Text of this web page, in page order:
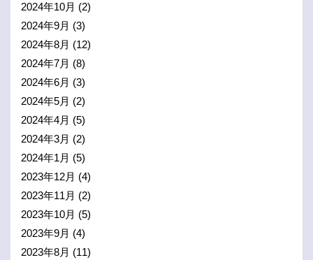
2024年10月 (2)
2024年9月 (3)
2024年8月 (12)
2024年7月 (8)
2024年6月 (3)
2024年5月 (2)
2024年4月 (5)
2024年3月 (2)
2024年1月 (5)
2023年12月 (4)
2023年11月 (2)
2023年10月 (5)
2023年9月 (4)
2023年8月 (11)